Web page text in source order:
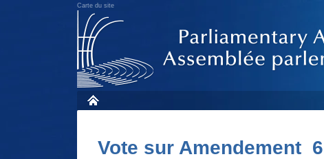
Carte du site
Vote sur Amendement 6